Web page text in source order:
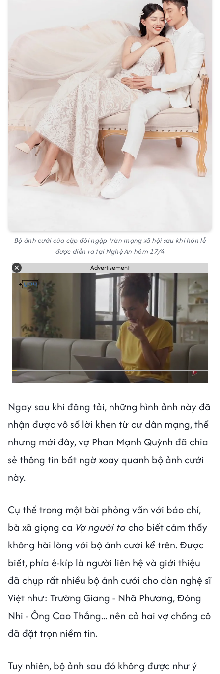
Bộ ảnh cưới của cặp đôi ngập tràn mạng xã hội sau khi hôn lễ
được diễn ra tại Nghệ An hôm 17/4
Advertisement
Ngay sau khi đăng tải, những hình ảnh này đã
nhận được vô số lời khen từ cư dân mạng, thế
nhưng mới đây, vợ Phan Mạnh Quỳnh đã chia
sẻ thông tin bất ngờ xoay quanh bộ ảnh cưới
này.
Cụ thể trong một bài phỏng vấn với báo chí,
bà xã giọng ca Vợ người tacho biết cảm thấy
không hài lòng với bộ ảnh cưới kể trên. Được
biết, phía ê-kíp là người liên hệ và giới thiệu
đã chụp rất nhiều bộ ảnh cưới cho dàn nghệ sĩ
Việt như: Trường Giang - Nhã Phương, Đông
Nhi - Ông Cao Thắng... nên cả hai vợ chồng cô
đã đặt trọn niềm tin.
Tuy nhiên, bộ ảnh sau đó không được như ý